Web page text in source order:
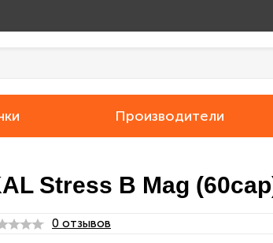
Производители
Stress B Mag
0 отзывов